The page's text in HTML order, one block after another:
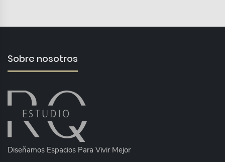
Sobre nosotros
Diseñamos Espacios Para Vivir Mejor